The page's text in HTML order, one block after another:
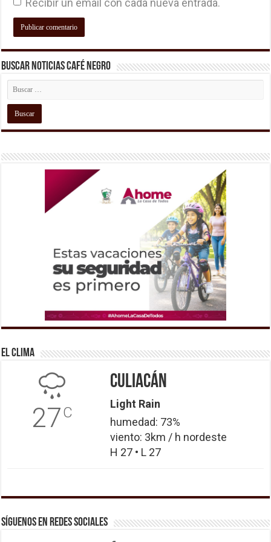
Buscar Noticias Café Negro
El Clima
27C
Culiacán
Light Rain
humedad: 73%
viento: 3km / h nordeste
H 27 • L 27
Síguenos en Redes Sociales